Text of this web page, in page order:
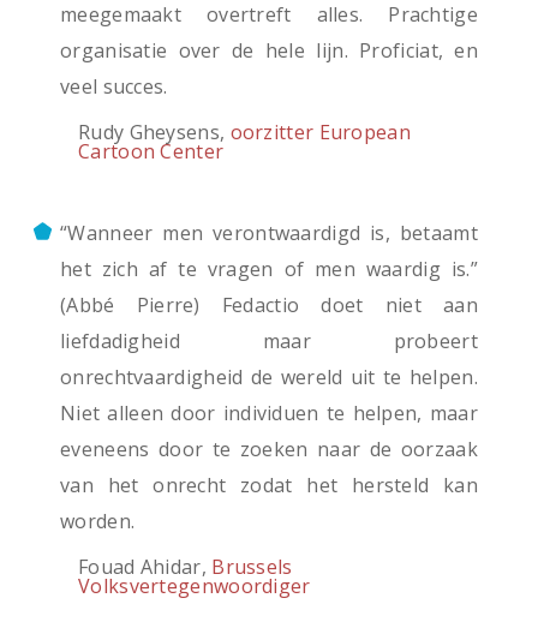
meegemaakt overtreft alles. Prachtige
organisatie over de hele lijn. Proficiat, en
veel succes.
Rudy Gheysens, oorzitter European
Cartoon Center
“Wanneer men verontwaardigd is, betaamt
het zich af te vragen of men waardig is.”
(Abbé Pierre) Fedactio doet niet aan
liefdadigheid maar probeert
onrechtvaardigheid de wereld uit te helpen.
Niet alleen door individuen te helpen, maar
eveneens door te zoeken naar de oorzaak
van het onrecht zodat het hersteld kan
worden.
Fouad Ahidar, Brussels
Volksvertegenwoordiger